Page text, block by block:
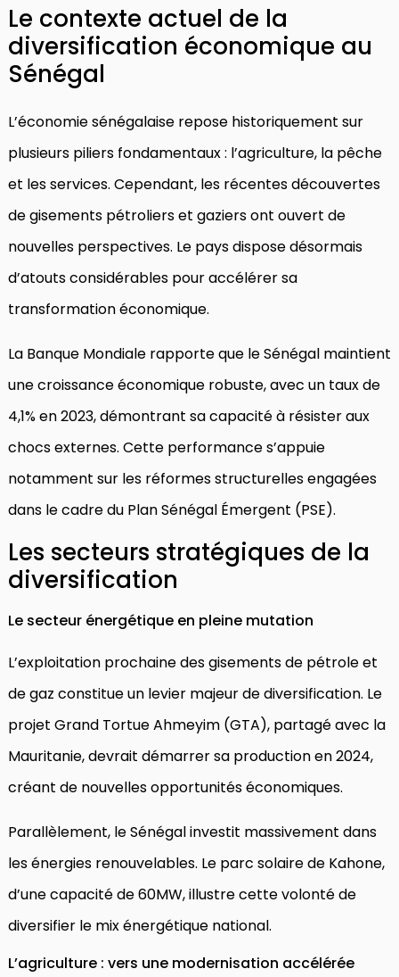
Le contexte actuel de la
diversification économique au
Sénégal
L’économie sénégalaise repose historiquement sur
plusieurs piliers fondamentaux : l’agriculture, la pêche
et les services. Cependant, les récentes découvertes
de gisements pétroliers et gaziers ont ouvert de
nouvelles perspectives. Le pays dispose désormais
d’atouts considérables pour accélérer sa
transformation économique.
La Banque Mondiale rapporte que le Sénégal maintient
une croissance économique robuste, avec un taux de
4,1% en 2023, démontrant sa capacité à résister aux
chocs externes. Cette performance s’appuie
notamment sur les réformes structurelles engagées
dans le cadre du Plan Sénégal Émergent (PSE).
Les secteurs stratégiques de la
diversification
Le secteur énergétique en pleine mutation
L’exploitation prochaine des gisements de pétrole et
de gaz constitue un levier majeur de diversification. Le
projet Grand Tortue Ahmeyim (GTA), partagé avec la
Mauritanie, devrait démarrer sa production en 2024,
créant de nouvelles opportunités économiques.
Parallèlement, le Sénégal investit massivement dans
les énergies renouvelables. Le parc solaire de Kahone,
d’une capacité de 60MW, illustre cette volonté de
diversifier le mix énergétique national.
L’agriculture : vers une modernisation accélérée